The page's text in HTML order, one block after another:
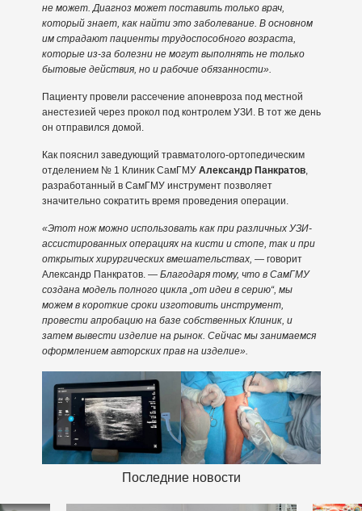
не может. Диагноз может поставить только врач,
который знает, как найти это заболевание. В основном
им страдают пациенты трудоспособного возраста,
которые из-за болезни не могут выполнять не только
бытовые действия, но и рабочие обязанности».
Пациенту провели рассечение апоневроза под местной
анестезией через прокол под контролем УЗИ. В тот же день
он отправился домой.
Как пояснил заведующий травматолого-ортопедическим
отделением № 1 Клиник СамГМУ Александр Панкратов,
разработанный в СамГМУ инструмент позволяет
значительно сократить время проведения операции.
«Этот нож можно использовать как при различных УЗИ-
ассистированных операциях на кисти и стопе, так и при
открытых хирургических вмешательствах, — говорит
Александр Панкратов. — Благодаря тому, что в СамГМУ
создана модель полного цикла „от идеи в серию“, мы
можем в короткие сроки изготовить инструмент,
провести апробацию на базе собственных Клиник, и
затем вывести изделие на рынок. Сейчас мы занимаемся
оформлением авторских прав на изделие».
Последние новости